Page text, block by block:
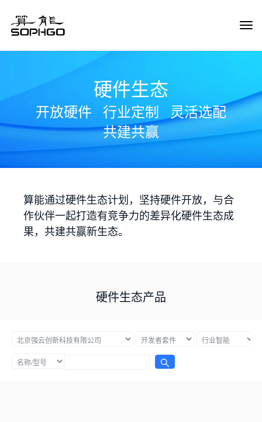
硬件生态
开放硬件 行业定制
灵活选配
共建共赢
算能通过硬件生态计划，坚持硬件开放，与合
作伙伴一起打造有竞争力的差异化硬件生态成
果，共建共赢新生态。
硬件生态产品